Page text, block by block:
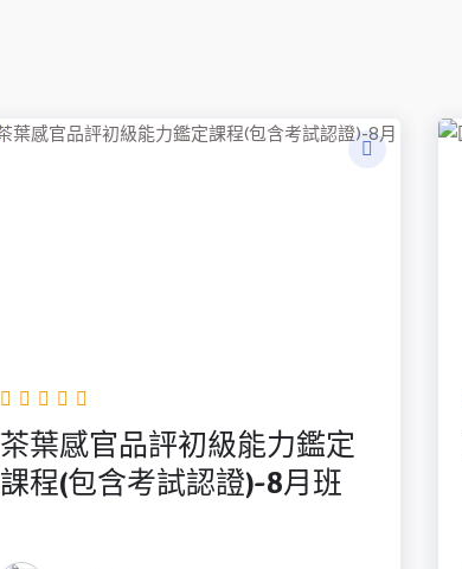
茶葉感官品評初級能力鑑定
課程(包含考試認證)-8月班